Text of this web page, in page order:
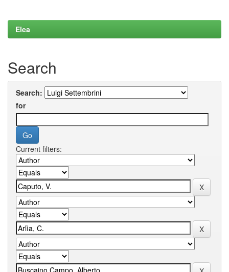
Elea
Search
Search:
for
Current filters: